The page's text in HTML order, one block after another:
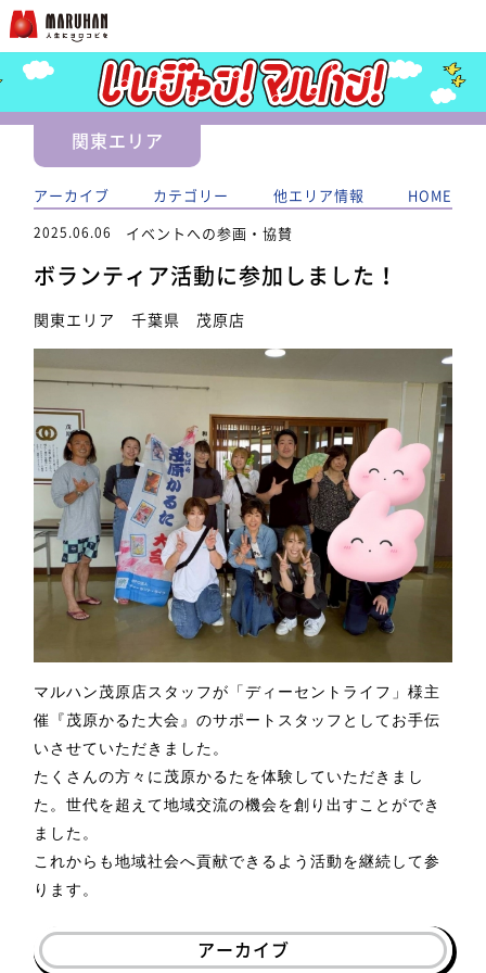
関東エリア
アーカイブ カテゴリー 他エリア情報 HOME
2025.06.06 イベントへの参画・協賛
ボランティア活動に参加しました！
関東エリア 千葉県 茂原店
マルハン茂原店スタッフが「ディーセントライフ」様主
催『茂原かるた大会』のサポートスタッフとしてお手伝
いさせていただきました。
たくさんの方々に茂原かるたを体験していただきまし
た。世代を超えて地域交流の機会を創り出すことができ
ました。
これからも地域社会へ貢献できるよう活動を継続して参
ります。
アーカイブ